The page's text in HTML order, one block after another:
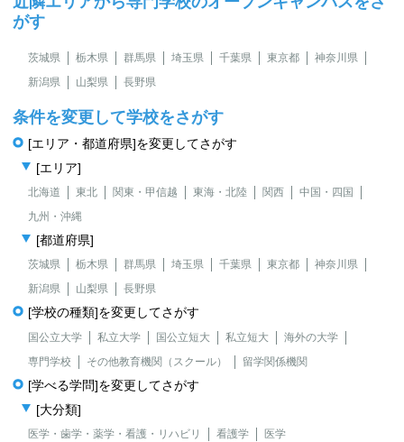
がす
茨城県 栃木県 群馬県 埼玉県 千葉県 東京都
神奈川県
新潟県
山梨県 長野県
条件を変更して学校をさがす
[エリア・都道府県]を変更してさがす
[エリア]
北海道 東北 関東・甲信越 東海・北陸 関西
中国・四国
九州・沖縄
[都道府県]
茨城県 栃木県 群馬県 埼玉県 千葉県 東京都
神奈川県
新潟県
山梨県 長野県
[学校の種類]を変更してさがす
国公立大学 私立大学 国公立短大 私立短大
海外の大学
専門学校
その他教育機関（スクール） 留学関係機関
[学べる学問]を変更してさがす
[大分類]
医学・歯学・薬学・看護・リハビリ 看護学 医学